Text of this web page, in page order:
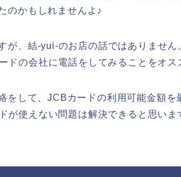
のかもしれませんよ♪
が、結-yui-のお店の話ではありません
ドの会社に電話をしてみることをオス
をして、JCBカードの利用可能金額を
が使えない問題は解決できると思いま